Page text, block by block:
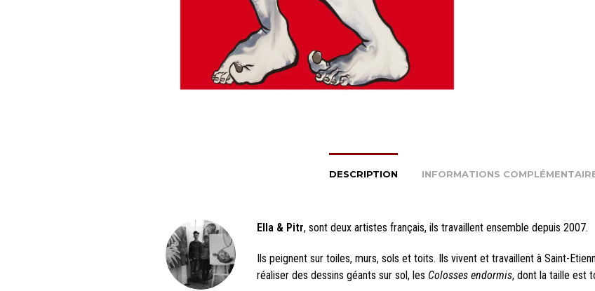
DESCRIPTION INFORMATIONS
Ella & Pitr, sont deux artistes français, ils travaillent ensemble depuis 2007.
Ils peignent sur toiles, murs, sols et toits. Ils vivent et travaillent à Saint-
réaliser des dessins géants sur sol, les Colosses endormis, dont la taille est